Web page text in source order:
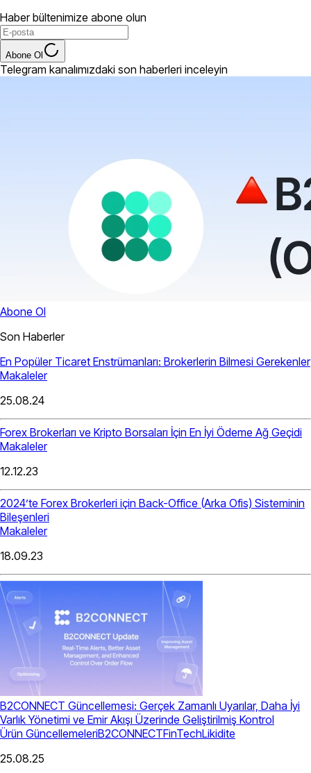
Haber bültenimize abone olun
Abone Ol
Telegram kanalımızdaki son haberleri inceleyin
Abone Ol
Son Haberler
En Popüler Ticaret Enstrümanları: Brokerlerin Bilmesi Gerekenler
Makaleler
25.08.24
Forex Brokerları ve Kripto Borsaları İçin En İyi Ödeme Ağ Geçidi
Makaleler
12.12.23
2024’te Forex Brokerleri için Back-Office (Arka Ofis) Sisteminin
Bileşenleri
Makaleler
18.09.23
B2CONNECT Güncellemesi: Gerçek Zamanlı Uyarılar, Daha İyi
Varlık Yönetimi ve Emir Akışı Üzerinde Geliştirilmiş Kontrol
Ürün GüncellemeleriB2CONNECTFinTechLikidite
25.08.25